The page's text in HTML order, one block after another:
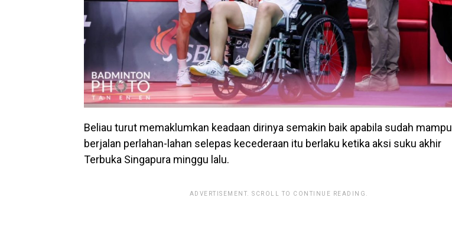
Beliau turut memaklumkan keadaan dirinya semakin baik apabila sudah mampu
berjalan perlahan-lahan selepas kecederaan itu berlaku ketika aksi suku akhir
Terbuka Singapura minggu lalu.
ADVERTISEMENT. SCROLL TO CONTINUE READING.